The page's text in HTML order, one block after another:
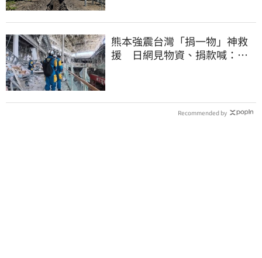
熊本強震台灣「捐一物」神救
援 日網見物資、捐款喊：比
Recommended by